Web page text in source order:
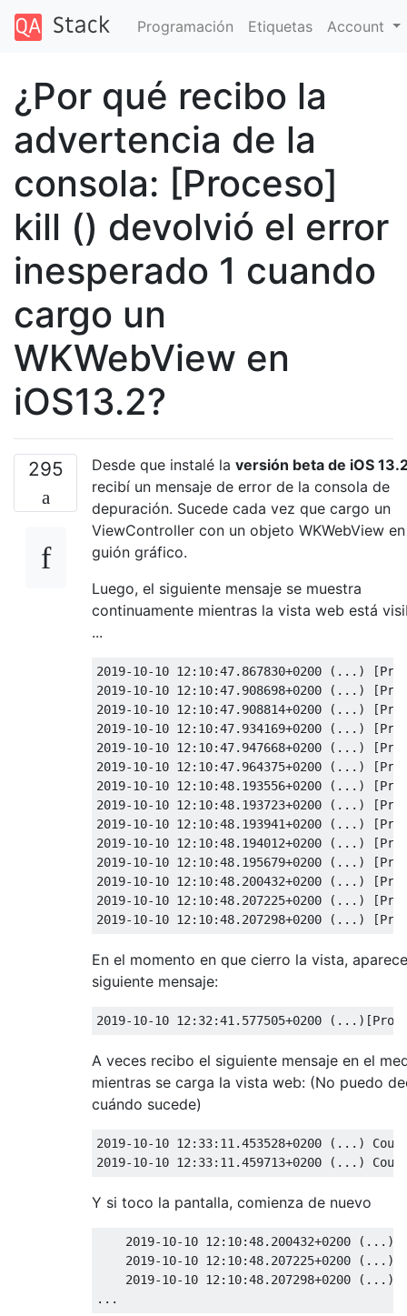
Programación Etiquetas Account
¿Por qué recibo la
advertencia de la
consola: [Proceso]
kill () devolvió el error
inesperado 1 cuando
cargo un
WKWebView en
iOS13.2?
295 Desde que instalé la versión beta de iOS
recibí un mensaje de error de la consola de
depuración. Sucede cada vez que cargo un
ViewController con un objeto WKWebView
guión gráfico.
Luego, el siguiente mensaje se muestra
continuamente mientras la vista web está
...
2019-10-10 12 : 10:47.867830+0200 (...) [
2019-10-10 12 : 10:47.908698+0200 (...) [
2019-10-10 12 : 10:47.908814+0200 (...) [
2019-10-10 12 : 10:47.934169+0200 (...) [
2019-10-10 12 : 10:47.947668+0200 (...) [
2019-10-10 12 : 10:47.964375+0200 (...) [
2019-10-10 12 : 10:48.193556+0200 (...) [
2019-10-10 12 : 10:48.193723+0200 (...) [
2019-10-10 12 : 10:48.193941+0200 (...) [
2019-10-10 12 : 10:48.194012+0200 (...) [
2019-10-10 12 : 10:48.195679+0200 (...) [
2019-10-10 12 : 10:48.200432+0200 (...) [
2019-10-10 12 : 10:48.207225+0200 (...) [
2019-10-10 12 : 10:48.207298+0200 (...) [
En el momento en que cierro la vista,
siguiente mensaje:
2019-10-10 12 : 32 :41.577505+0200 (...)[
A veces recibo el siguiente mensaje en el
mientras se carga la vista web: (No puedo
cuándo sucede)
2019-10-10 12 : 33: 11.453528+0200 (...)
2019-10-10 12 : 33: 11.459713+0200 (...)
Y si toco la pantalla, comienza de nuevo
2019-10-10 12 : 10:48.200432+0200 (...)
2019-10-10 12 : 10:48.207225+0200 (...)
2019-10-10 12 : 10:48.207298+0200 (...)
...